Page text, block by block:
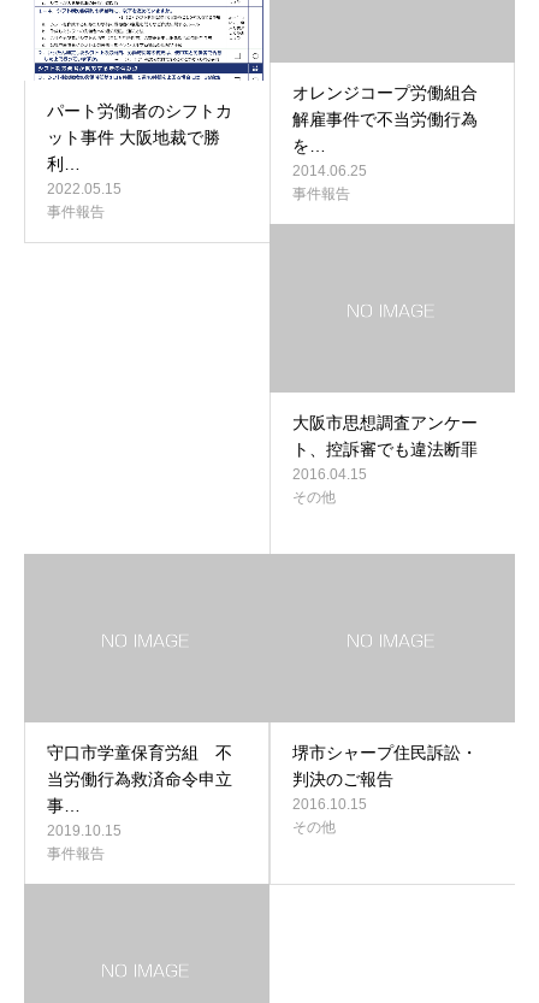
パート労働者のシフトカ
ット事件 大阪地裁で勝
利…
2022.05.15
事件報告
オレンジコープ労働組合
解雇事件で不当労働行為
を…
2014.06.25
事件報告
大阪市思想調査アンケー
ト、控訴審でも違法断罪
2016.04.15
その他
守口市学童保育労組 不
当労働行為救済命令申立
事…
2019.10.15
事件報告
堺市シャープ住民訴訟・
判決のご報告
2016.10.15
その他